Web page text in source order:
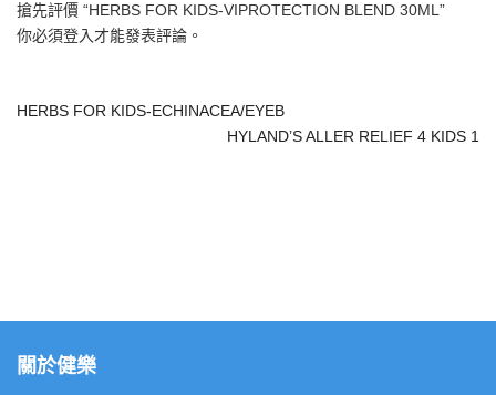
搶先評價 “HERBS FOR KIDS-VIPROTECTION BLEND 30ML”
你必須登入才能發表評論。
HERBS FOR KIDS-ECHINACEA/EYEB
HYLAND’S ALLER RELIEF 4 KIDS 1
關於健樂